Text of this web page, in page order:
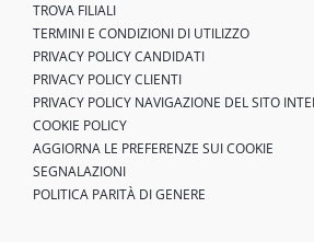
TROVA FILIALI
TERMINI E CONDIZIONI DI UTILIZZO
PRIVACY POLICY CANDIDATI
PRIVACY POLICY CLIENTI
PRIVACY POLICY NAVIGAZIONE DEL SITO
COOKIE POLICY
AGGIORNA LE PREFERENZE SUI COOKIE
SEGNALAZIONI
POLITICA PARITÀ DI GENERE